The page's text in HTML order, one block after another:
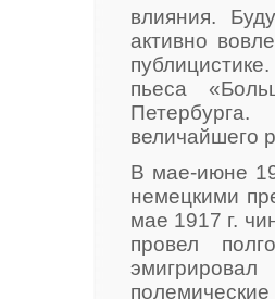
влияния.
активно
пьеса
величайшего
В мае-июне
немецкими
мае 1917 г.
провел